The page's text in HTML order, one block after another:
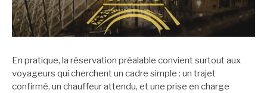
En pratique, la réservation préalable convient surtout aux
voyageurs qui cherchent un cadre simple : un trajet
confirmé, un chauffeur attendu, et une prise en charge